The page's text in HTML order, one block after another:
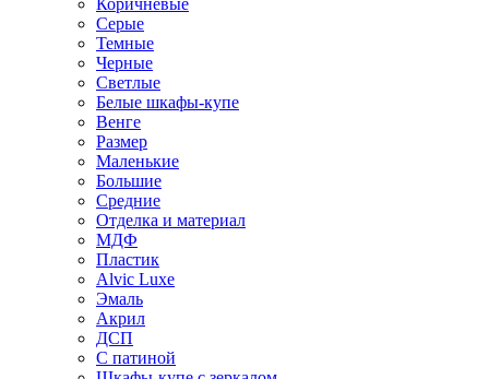
Коричневые
Серые
Темные
Черные
Светлые
Белые шкафы-купе
Венге
Размер
Маленькие
Большие
Средние
Отделка и материал
МДФ
Пластик
Alvic Luxe
Эмаль
Акрил
ДСП
С патиной